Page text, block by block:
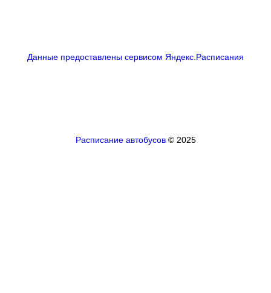
Данные предоставлены сервисом Яндекс.Расписания
Расписание автобусов© 2025